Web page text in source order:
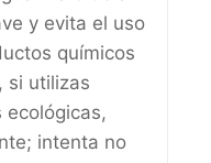
y evita el uso
químicos
si utilizas
intenta no